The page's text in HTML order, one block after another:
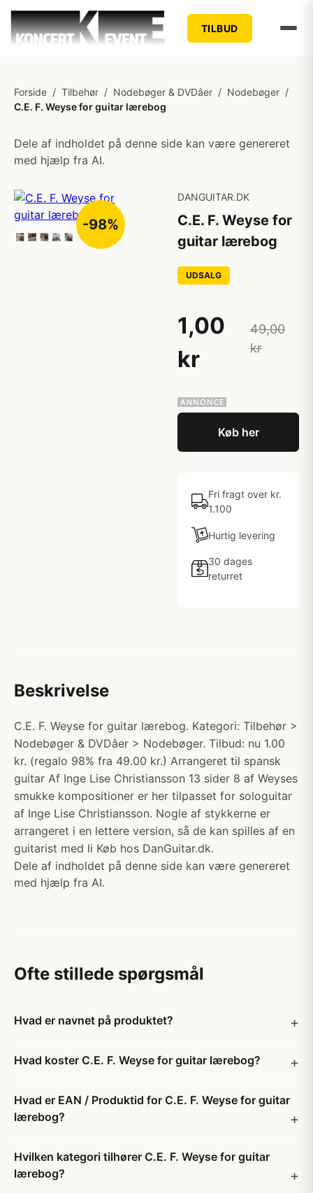
TILBUD
Forside / Tilbehør / Nodebøger & DVDâer / Nodebøger /
C.E. F. Weyse for guitar lærebog
Dele af indholdet på denne side kan være genereret
med hjælp fra AI.
-98%
DANGUITAR.DK
C.E. F. Weyse for
guitar lærebog
UDSALG
1,00
kr
49,00
kr
Køb her
Fri fragt over kr.
1.100
Hurtig levering
30 dages
returret
Beskrivelse
C.E. F. Weyse for guitar lærebog. Kategori: Tilbehør >
Nodebøger & DVDâer > Nodebøger. Tilbud: nu 1.00
kr. (regalo 98% fra 49.00 kr.) Arrangeret til spansk
guitar Af Inge Lise Christiansson 13 sider 8 af Weyses
smukke kompositioner er her tilpasset for sologuitar
af Inge Lise Christiansson. Nogle af stykkerne er
arrangeret i en lettere version, så de kan spilles af en
guitarist med li Køb hos DanGuitar.dk.
Dele af indholdet på denne side kan være genereret
med hjælp fra AI.
Ofte stillede spørgsmål
Hvad er navnet på produktet?
Hvad koster C.E. F. Weyse for guitar lærebog?
Hvad er EAN / Produktid for C.E. F. Weyse for guitar
lærebog?
Hvilken kategori tilhører C.E. F. Weyse for guitar
lærebog?